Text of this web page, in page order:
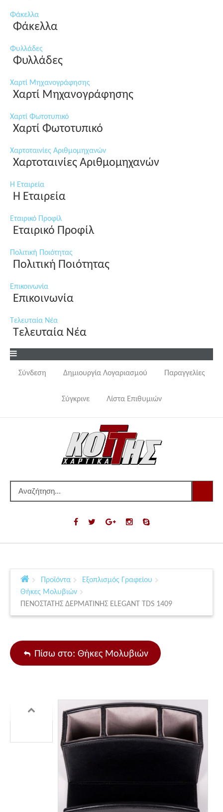
Φάκελλα
Φάκελλα
Φυλλάδες
Φυλλάδες
Χαρτί Μηχανογράφησης
Χαρτί Μηχανογράφησης
Χαρτί Φωτοτυπικό
Χαρτί Φωτοτυπικό
Χαρτοταινίες Αριθμομηχανών
Χαρτοταινίες Αριθμομηχανών
Η Εταιρεία
Η Εταιρεία
Εταιρικό Προφίλ
Εταιρικό Προφίλ
Πολιτική Ποιότητας
Πολιτική Ποιότητας
Επικοινωνία
Επικοινωνία
Τελευταία Νέα
Τελευταία Νέα
Σύνδεση Δημιουργία Λογαριασμού Παραγγελίες
Σύγκρινε Λίστα Επιθυμιών
Προϊόντα
Εξοπλισμός Γραφείου
Θήκες Μολυβιών
ΠΕΝΟΣΤΑΤΗΣ ΔΕΡΜΑΤΙΝΗΣ ELEGANT TDS 1409
Πίσω στο: Θήκες Μολυβιών